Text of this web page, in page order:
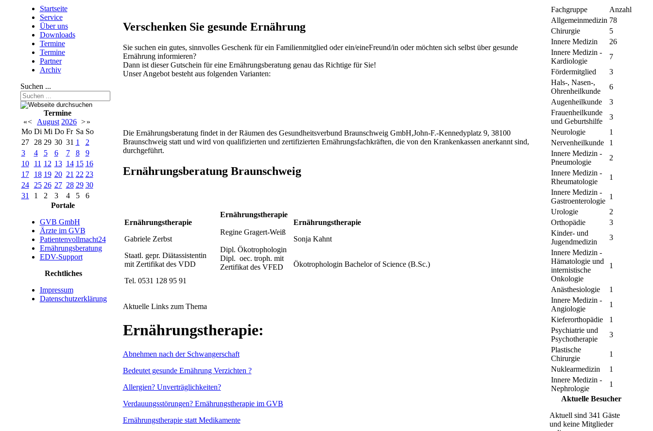
Startseite
Service
Über uns
Downloads
Termine
Termine
Partner
Archiv
Suchen ...
Termine
«< August 2026 >»
Mo Di Mi Do Fr Sa So
27
28 29 30 31 1
2
3
4 5 6 7 8
9
10
11 12 13 14 15 16
17
18 19 20 21 22 23
24
25 26 27 28 29 30
31
1 2 3 4 5
6
Portale
GVB GmbH
Ärzte im GVB
Patientenvollmacht24
Ernährungsberatung
EDV-Support
Rechtliches
Impressum
Datenschutzerklärung
Verschenken Sie gesunde Ernährung
Sie suchen ein gutes, sinnvolles Geschenk für ein Familienmitglied oder ein/eineFreund/in oder möchten sich selbst über gesunde
Ernährung informieren?
Dann ist dieser Gutschein für eine Ernährungsberatung genau das Richtige für Sie!
Unser Angebot besteht aus folgenden Varianten:
Die Ernährungsberatung findet in der Räumen des Gesundheitsverbund Braunschweig GmbH,John-F.-Kennedyplatz 9, 38100
Braunschweig statt und wird von qualifizierten und zertifizierten Ernährungsfachkräften, die von den Krankenkassen anerkannt sind,
durchgeführt.
Ernährungsberatung Braunschweig
Ernährungstherapie
Gabriele Zerbst
Staatl. gepr. Diätassistentin
mit Zertifikat des VDD
Tel. 0531 128 95 91
Ernährungstherapie
Regine Gragert-Weiß
Dipl. Ökotrophologin
Dipl. oec. troph. mit
Zertifikat des VFED
Ernährungstherapie
Sonja Kahnt
Ökotrophologin Bachelor of Science (B.Sc.)
Aktuelle Links zum Thema
Ernährungstherapie:
Abnehmen nach der Schwangerschaft
Bedeutet gesunde Ernährung Verzichten ?
Allergien? Unverträglichkeiten?
Verdauungsstörungen? Ernährungstherapie im GVB
Ernährungstherapie statt Medikamente
Fachgruppe
Anzahl
Allgemeinmedizin 78
Chirurgie
5
Innere Medizin
26
Innere Medizin -
Kardiologie
7
Fördermitglied
3
Hals-, Nasen-,
Ohrenheilkunde
6
Augenheilkunde
3
Frauenheilkunde
und Geburtshilfe
3
Neurologie
1
Nervenheilkunde
1
Innere Medizin -
Pneumologie
2
Innere Medizin -
Rheumatologie
1
Innere Medizin -
Gastroenterologie
1
Urologie
2
Orthopädie
3
Kinder- und
Jugendmedizin
3
Innere Medizin -
Hämatologie und
internistische
Onkologie
1
Anästhesiologie
1
Innere Medizin -
Angiologie
1
Kieferorthopädie
1
Psychiatrie und
Psychotherapie
3
Plastische
Chirurgie
1
Nuklearmedizin
1
Innere Medizin -
Nephrologie
1
Aktuelle Besucher
Aktuell sind 341 Gäste
und keine Mitglieder